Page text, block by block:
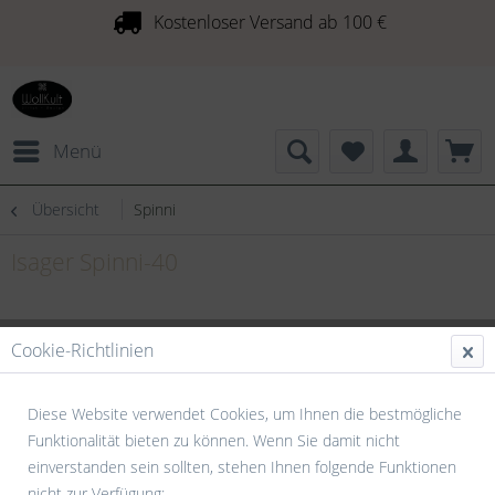
Kostenloser Versand ab 100 €
Menü
Übersicht Spinni
Cookie-Richtlinien
Diese Website verwendet Cookies, um Ihnen die bestmögliche
Funktionalität bieten zu können. Wenn Sie damit nicht
einverstanden sein sollten, stehen Ihnen folgende Funktionen